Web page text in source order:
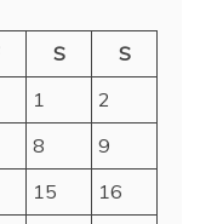
S
S
1
2
8
9
15
16